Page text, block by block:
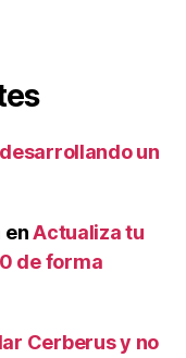
un
enActualiza tu
de forma
Cerberus y no